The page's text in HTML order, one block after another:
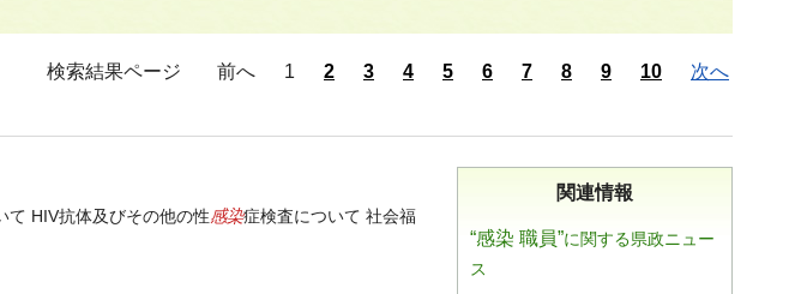
検索結果ページ 前へ 1 2 3 4 5 6 7 8 9 10 次へ
関連情報
“感染 職員”に関する県政ニュー
ス
て HIV抗体及びその他の性感染症検査について 社会福